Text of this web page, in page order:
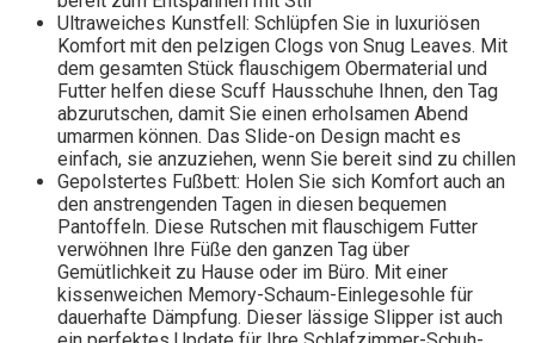
Ultraweiches Kunstfell: Schlüpfen Sie in luxuriösen
Komfort mit den pelzigen Clogs von Snug Leaves. Mit
dem gesamten Stück flauschigem Obermaterial und
Futter helfen diese Scuff Hausschuhe Ihnen, den Tag
abzurutschen, damit Sie einen erholsamen Abend
umarmen können. Das Slide-on Design macht es
einfach, sie anzuziehen, wenn Sie bereit sind zu chillen
Gepolstertes Fußbett: Holen Sie sich Komfort auch an
den anstrengenden Tagen in diesen bequemen
Pantoffeln. Diese Rutschen mit flauschigem Futter
verwöhnen Ihre Füße den ganzen Tag über
Gemütlichkeit zu Hause oder im Büro. Mit einer
kissenweichen Memory-Schaum-Einlegesohle für
dauerhafte Dämpfung. Dieser lässige Slipper ist auch